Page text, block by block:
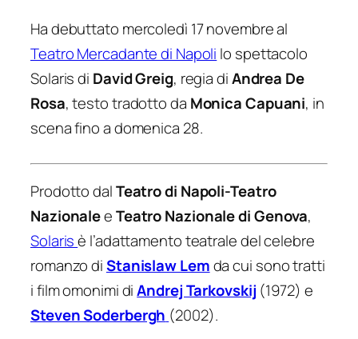
Ha debuttato mercoledì 17 novembre al
Teatro Mercadante di Napoli lo spettacolo
Solarisdi David Greig, regia diAndrea De
Rosa, testo tradotto da Monica Capuani, in
scena fino a domenica 28.
Prodotto dalTeatro di Napoli-Teatro
NazionaleeTeatro Nazionale di Genova,
Solarisè l’adattamento teatrale del celebre
romanzo diStanislaw Lemda cui sono tratti
i film omonimi diAndrej Tarkovskij (1972) e
Steven Soderbergh (2002).